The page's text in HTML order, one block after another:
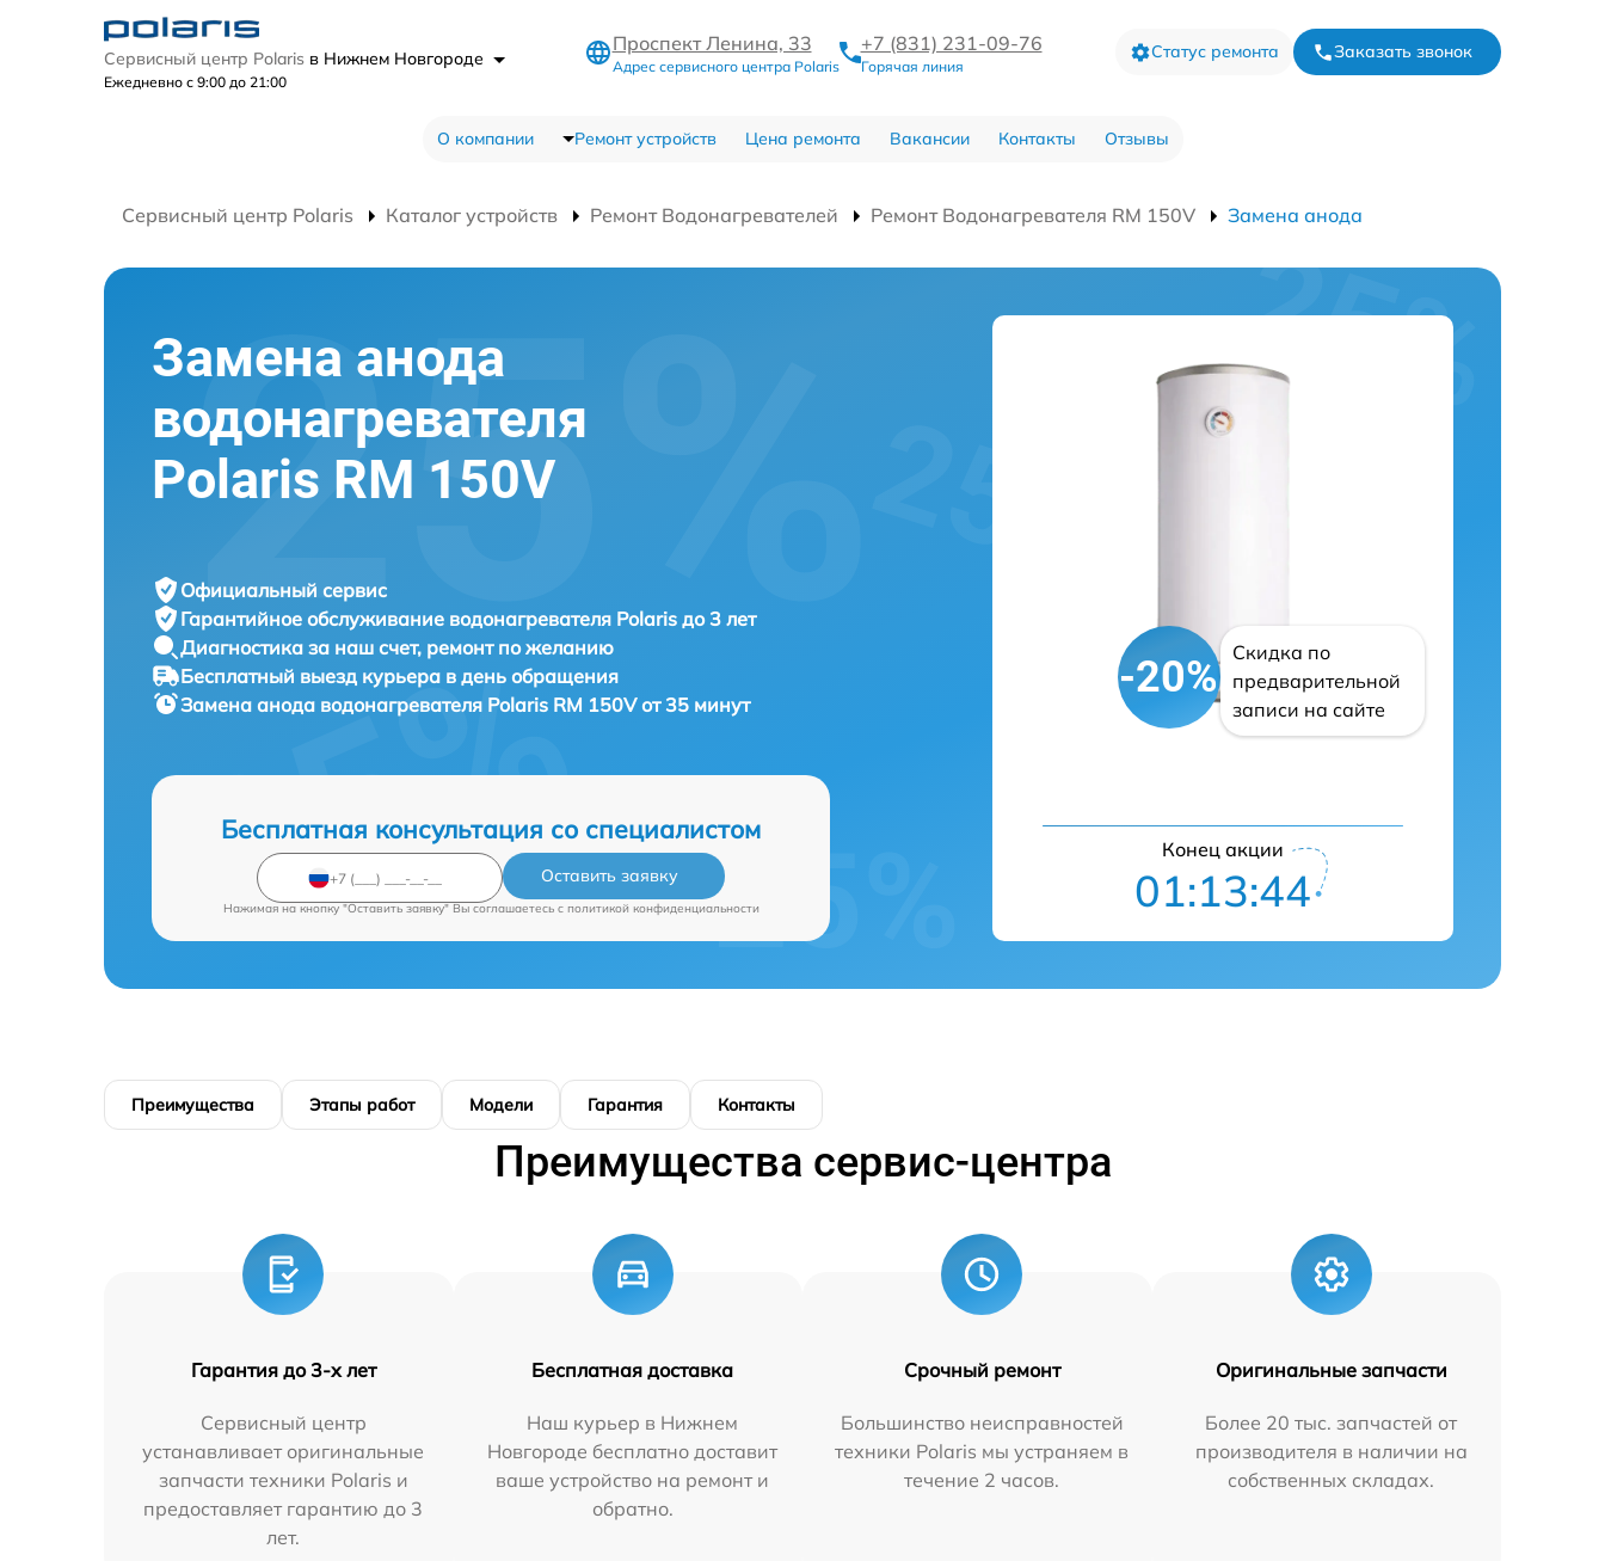
Сервисный центр Polaris в Нижнем Новгороде
Ежедневно с 9:00 до 21:00
Проспект Ленина, 33
Адрес сервисного центра Polaris
+7 (831) 231-09-76
Горячая линия
Статус ремонта Заказать звонок
О компании Ремонт устройств Цена ремонта Вакансии Контакты Отзывы
Сервисный центр Polaris Каталог устройств Ремонт Водонагревателей Ремонт Водонагревателя RM 150V Замена анода
Замена анода
водонагревателя
Polaris RM 150V
Официальный сервис
Гарантийное обслуживание водонагревателя Polaris до 3 лет
Диагностика за наш счет, ремонт по желанию
Бесплатный выезд курьера в день обращения
Замена анода водонагревателя Polaris RM 150V от 35 минут
Бесплатная консультация со специалистом
Оставить заявку
Нажимая на кнопку "Оставить заявку" Вы соглашаетесь c политикой конфиденциальности
-20%
Скидка по
предварительной
записи на сайте
Конец акции
01:13:43
Преимущества Этапы работ Модели Гарантия Контакты
Преимущества сервис-центра
Гарантия до 3-х лет
Сервисный центр
устанавливает оригинальные
запчасти техники Polaris и
предоставляет гарантию до 3
лет.
Бесплатная доставка
Наш курьер в Нижнем
Новгороде бесплатно доставит
ваше устройство на ремонт и
обратно.
Срочный ремонт
Большинство неисправностей
техники Polaris мы устраняем в
течение 2 часов.
Оригинальные запчасти
Более 20 тыс. запчастей от
производителя в наличии на
собственных складах.